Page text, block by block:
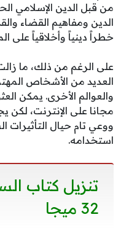
من قبل الدين الإسلامي
الدين ومفاهيم القضاء
خطراً دينياً وأخلاقياً على
على الرغم من ذلك، ما
العديد من الأشخاص
والعوالم الأخرى. يمكن
مجانا على الإنترنت، لكن
ووعي تام حيال التأثيرات
استخدامه.
تنزيل كتاب
32 ميجا